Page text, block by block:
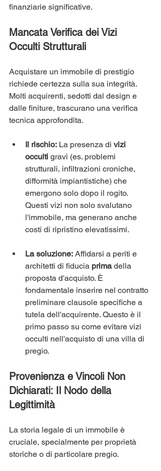
finanziarie significative.
Mancata Verifica dei Vizi
Occulti Strutturali
Acquistare un immobile di prestigio
richiede certezza sulla sua integrità.
Molti acquirenti, sedotti dal design e
dalle finiture, trascurano una verifica
tecnica approfondita.
Il rischio: La presenza di vizi
occulti gravi (es. problemi
strutturali, infiltrazioni croniche,
difformità impiantistiche) che
emergono solo dopo il rogito.
Questi vizi non solo svalutano
l'immobile, ma generano anche
costi di ripristino elevatissimi.
La soluzione: Affidarsi a periti e
architetti di fiducia prima della
proposta d'acquisto. È
fondamentale inserire nel contratto
preliminare clausole specifiche a
tutela dell'acquirente. Questo è il
primo passo su come evitare vizi
occulti nell'acquisto di una villa di
pregio.
Provenienza e Vincoli Non
Dichiarati: Il Nodo della
Legittimità
La storia legale di un immobile è
cruciale, specialmente per proprietà
storiche o di particolare pregio.